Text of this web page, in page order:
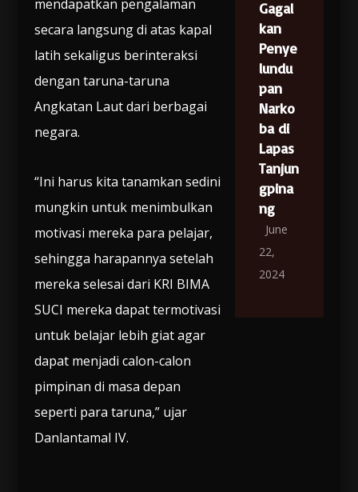
mendapatkan pengalaman
secara langsung di atas kapal
latih sekaligus berinteraksi
dengan taruna-taruna
Angkatan Laut dari berbagai
negara.
“Ini harus kita tanamkan sedini
mungkin untuk menimbulkan
motivasi mereka para pelajar,
sehingga harapannya setelah
mereka selesai dari KRI BIMA
SUCI mereka dapat termotivasi
untuk belajar lebih giat agar
dapat menjadi calon-calon
pimpinan di masa depan
seperti para taruna,” ujar
Danlantamal IV.
Gagal
kan
Penye
lundu
pan
Narko
ba di
Lapas
Tanjun
gpina
ng
June
22,
2024